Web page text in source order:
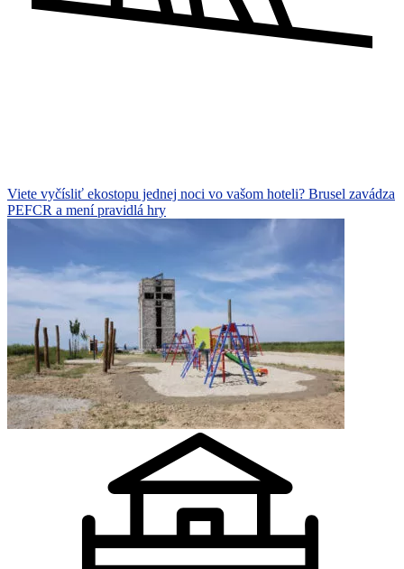
Viete vyčísliť ekostopu jednej noci vo vašom hoteli? Brusel zavádza
PEFCR a mení pravidlá hry